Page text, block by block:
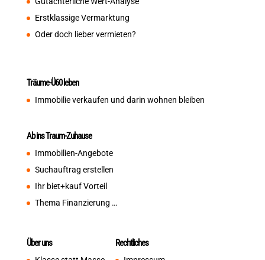
Erstklassige Vermarktung
Oder doch lieber vermieten?
Träume-Ü60 leben
Immobilie verkaufen und darin wohnen bleiben
Ab ins Traum-Zuhause
Immobilien-Angebote
Suchauftrag erstellen
Ihr biet+kauf Vorteil
Thema Finanzierung …
Über uns Rechtliches